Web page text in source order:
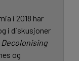
i 2018 har
i diskusjoner
Decolonising
og